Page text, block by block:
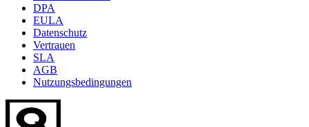
DPA
EULA
Datenschutz
Vertrauen
SLA
AGB
Nutzungsbedingungen